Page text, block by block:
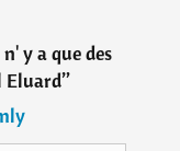
y a que des
Eluard”